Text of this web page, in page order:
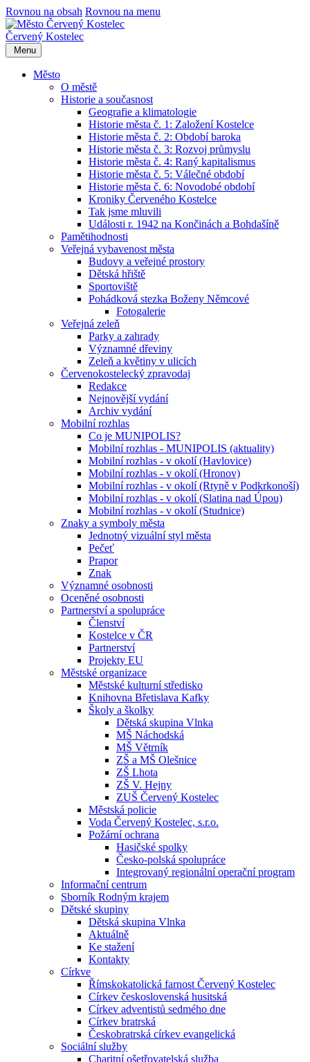
Rovnou na obsah Rovnou na menu
Červený Kostelec
Menu
Město
O městě
Historie a současnost
Geografie a klimatologie
Historie města č. 1: Založení Kostelce
Historie města č. 2: Období baroka
Historie města č. 3: Rozvoj průmyslu
Historie města č. 4: Raný kapitalismus
Historie města č. 5: Válečné období
Historie města č. 6: Novodobé období
Kroniky Červeného Kostelce
Tak jsme mluvili
Události r. 1942 na Končinách a Bohdašíně
Pamětihodnosti
Veřejná vybavenost města
Budovy a veřejné prostory
Dětská hřiště
Sportoviště
Pohádková stezka Boženy Němcové
Fotogalerie
Veřejná zeleň
Parky a zahrady
Významné dřeviny
Zeleň a květiny v ulicích
Červenokostelecký zpravodaj
Redakce
Nejnovější vydání
Archiv vydání
Mobilní rozhlas
Co je MUNIPOLIS?
Mobilní rozhlas - MUNIPOLIS (aktuality)
Mobilní rozhlas - v okolí (Havlovice)
Mobilní rozhlas - v okolí (Hronov)
Mobilní rozhlas - v okolí (Rtyně v Podkrkonoší)
Mobilní rozhlas - v okolí (Slatina nad Úpou)
Mobilní rozhlas - v okolí (Studnice)
Znaky a symboly města
Jednotný vizuální styl města
Pečeť
Prapor
Znak
Významné osobnosti
Oceněné osobnosti
Partnerství a spolupráce
Členství
Kostelce v ČR
Partnerství
Projekty EU
Městské organizace
Městské kulturní středisko
Knihovna Břetislava Kafky
Školy a školky
Dětská skupina Vlnka
MŠ Náchodská
MŠ Větrník
ZŠ a MŠ Olešnice
ZŠ Lhota
ZŠ V. Hejny
ZUŠ Červený Kostelec
Městská policie
Voda Červený Kostelec, s.r.o.
Požární ochrana
Hasičské spolky
Česko-polská spolupráce
Integrovaný regionální operační program
Informační centrum
Sborník Rodným krajem
Dětské skupiny
Dětská skupina Vlnka
Aktuálně
Ke stažení
Kontakty
Církve
Římskokatolická farnost Červený Kostelec
Církev československá husitská
Církev adventistů sedmého dne
Církev bratrská
Českobratrská církev evangelická
Sociální služby
Charitní ošetřovatelská služba